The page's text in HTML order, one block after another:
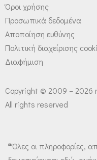
Όροι χρήσης
Προσωπικά δεδομένα
Αποποίηση ευθύνης
Πολιτική διαχείρισης
Διαφήμιση
Copyright © 2009 – 2026
All rights reserved
❝Όλες οι πληροφορίες,